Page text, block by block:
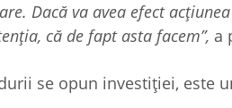
Dacă va avea efect
că de fapt asta facem”, a
se opun investiției, este